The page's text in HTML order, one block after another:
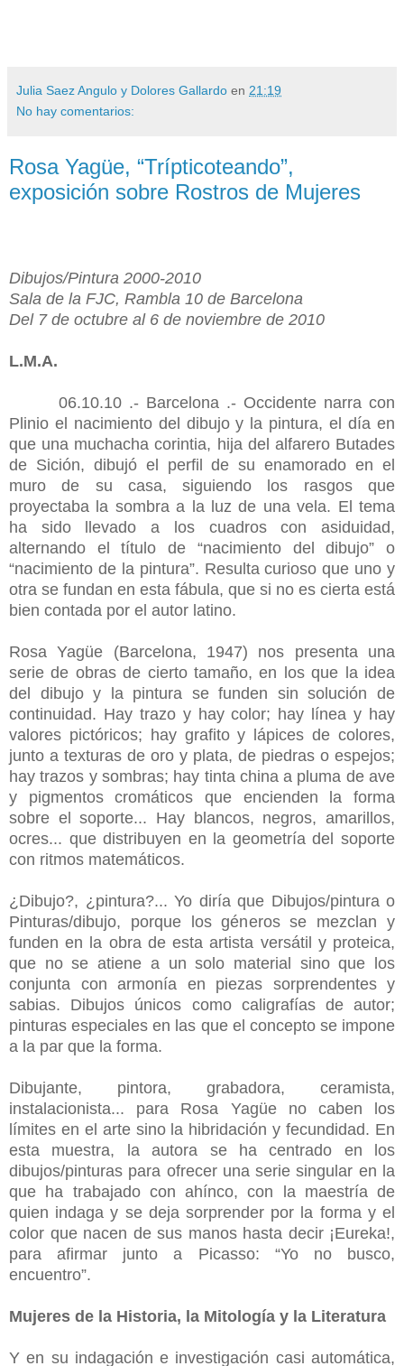
Julia Saez Angulo y Dolores Gallardo en 21:19
No hay comentarios:
Rosa Yagüe, “Trípticoteando”,
exposición sobre Rostros de Mujeres
Dibujos/Pintura 2000-2010
Sala de la FJC, Rambla 10 de Barcelona
Del 7 de octubre al 6 de noviembre de 2010
L.M.A.
06.10.10 .- Barcelona .- Occidente narra con
Plinio el nacimiento del dibujo y la pintura, el día en
que una muchacha corintia, hija del alfarero Butades
de Sición, dibujó el perfil de su enamorado en el
muro de su casa, siguiendo los rasgos que
proyectaba la sombra a la luz de una vela. El tema
ha sido llevado a los cuadros con asiduidad,
alternando el título de “nacimiento del dibujo” o
“nacimiento de la pintura”. Resulta curioso que uno y
otra se fundan en esta fábula, que si no es cierta está
bien contada por el autor latino.
Rosa Yagüe (Barcelona, 1947) nos presenta una
serie de obras de cierto tamaño, en los que la idea
del dibujo y la pintura se funden sin solución de
continuidad. Hay trazo y hay color; hay línea y hay
valores pictóricos; hay grafito y lápices de colores,
junto a texturas de oro y plata, de piedras o espejos;
hay trazos y sombras; hay tinta china a pluma de ave
y pigmentos cromáticos que encienden la forma
sobre el soporte... Hay blancos, negros, amarillos,
ocres... que distribuyen en la geometría del soporte
con ritmos matemáticos.
¿Dibujo?, ¿pintura?... Yo diría que Dibujos/pintura o
Pinturas/dibujo, porque los géneros se mezclan y
funden en la obra de esta artista versátil y proteica,
que no se atiene a un solo material sino que los
conjunta con armonía en piezas sorprendentes y
sabias. Dibujos únicos como caligrafías de autor;
pinturas especiales en las que el concepto se impone
a la par que la forma.
Dibujante, pintora, grabadora, ceramista,
instalacionista... para Rosa Yagüe no caben los
límites en el arte sino la hibridación y fecundidad. En
esta muestra, la autora se ha centrado en los
dibujos/pinturas para ofrecer una serie singular en la
que ha trabajado con ahínco, con la maestría de
quien indaga y se deja sorprender por la forma y el
color que nacen de sus manos hasta decir ¡Eureka!,
para afirmar junto a Picasso: “Yo no busco,
encuentro”.
Mujeres de la Historia, la Mitología y la Literatura
Y en su indagación e investigación casi automática,